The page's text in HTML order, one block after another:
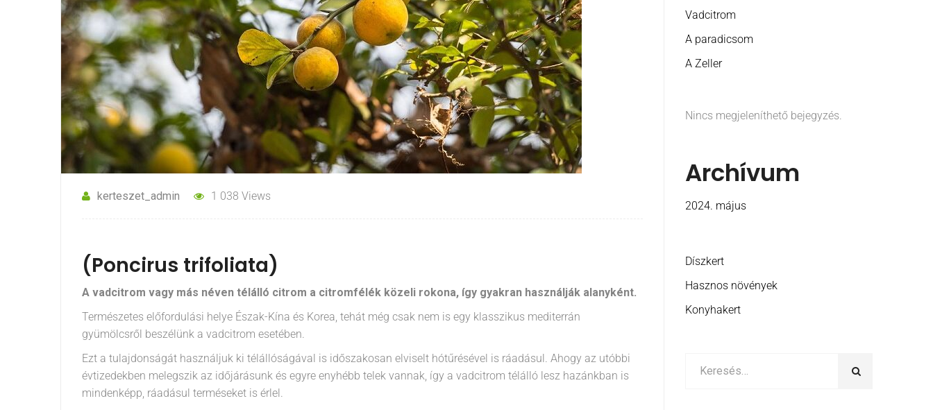
kerteszet_admin 1 038 Views
(Poncirus trifoliata)
A vadcitrom vagy más néven télálló citrom a citromfélék közeli rokona, így gyakran használják alanyként.
Természetes előfordulási helye Észak-Kína és Korea, tehát még csak nem is egy klasszikus mediterrán
gyümölcsről beszélünk a vadcitrom esetében.
Ezt a tulajdonságát használjuk ki télállóságával is időszakosan elviselt hótűrésével is ráadásul. Ahogy az utóbbi
évtizedekben melegszik az időjárásunk és egyre enyhébb telek vannak, így a vadcitrom télálló lesz hazánkban is
mindenképp, ráadásul terméseket is érlel.
Vadcitrom
A paradicsom
A Zeller
Nincs megjeleníthető bejegyzés.
Archívum
2024. május
Díszkert
Hasznos növények
Konyhakert